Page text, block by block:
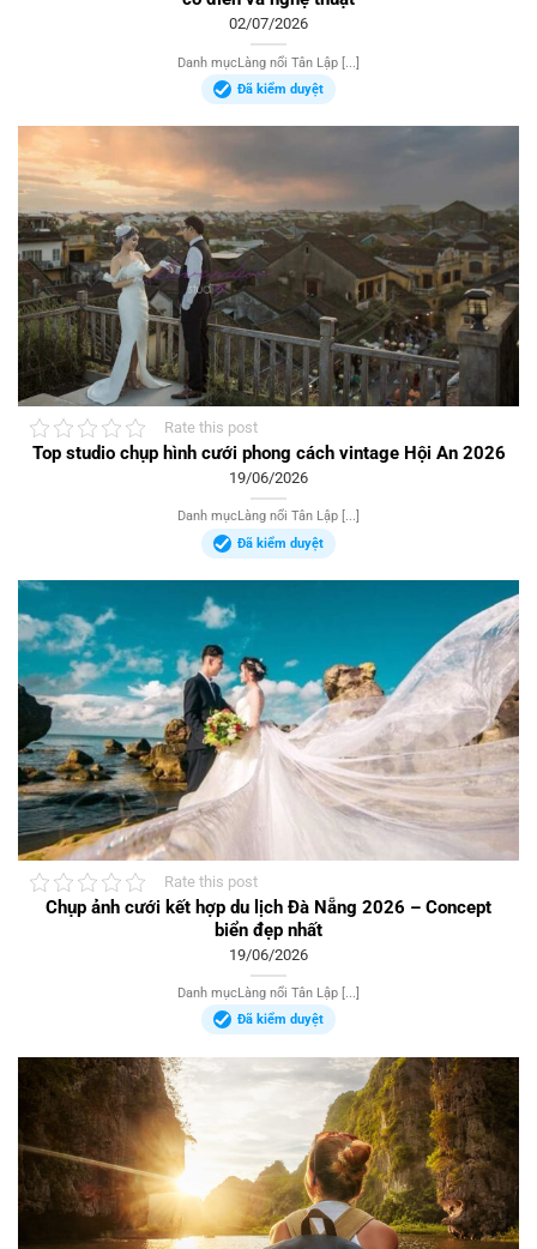
02/07/2026
Danh mụcLàng nổi Tân Lập [...]
Đã kiểm duyệt
Rate this post
Top studio chụp hình cưới phong cách vintage Hội An 2026
19/06/2026
Danh mụcLàng nổi Tân Lập [...]
Đã kiểm duyệt
Rate this post
Chụp ảnh cưới kết hợp du lịch Đà Nẵng 2026 – Concept
biển đẹp nhất
19/06/2026
Danh mụcLàng nổi Tân Lập [...]
Đã kiểm duyệt